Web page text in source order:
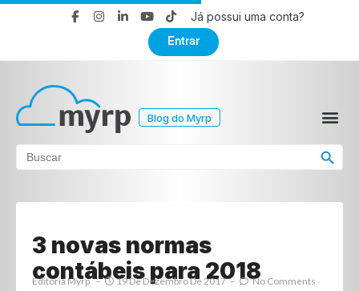
Já possui uma conta?
Entrar
Blog do Myrp
Search
for:
Search Button
3 novas normas
contábeis para 2018
Editoria Myrp 19 De Dezembro De 2017 No Comments